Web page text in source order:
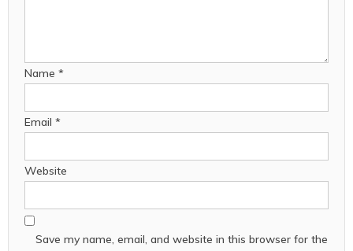
Name *
Email *
Website
Save my name, email, and website in this browser for the